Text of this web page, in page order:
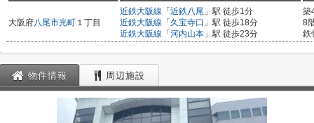
大阪府八尾市光町 １丁目
近鉄大阪線 「 近鉄八尾 」駅 徒歩1分
近鉄大阪線 「 久宝寺口 」駅 徒歩18分
近鉄大阪線 「 河内山本 」駅 徒歩23分
築
8
鉄
物件情報 周辺施設